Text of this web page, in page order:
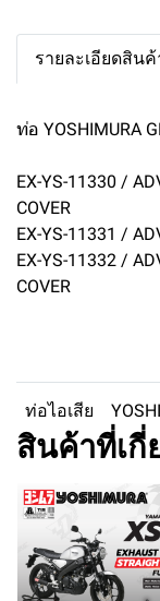
รายละเอียดสินค้
ท่อ YOSHIMURA
EX-YS-11330 /
COVER
EX-YS-11331 /
EX-YS-11332 /
COVER
ท่อไอเสีย
สินค้าที่เกี่